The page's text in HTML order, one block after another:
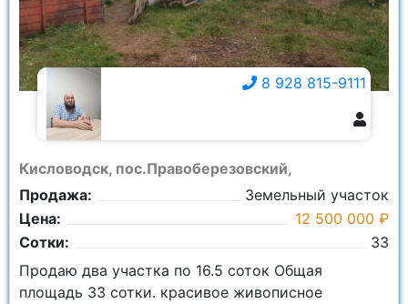
Кисловодск, пос.Правоберезовский,
Продажа:
Земельный участок
Цена:
12 500 000 ₽
Сотки:
33
8 928 815-9111
Продаю два участка по 16.5 соток Общая
площадь 33 сотки. красивое живописное